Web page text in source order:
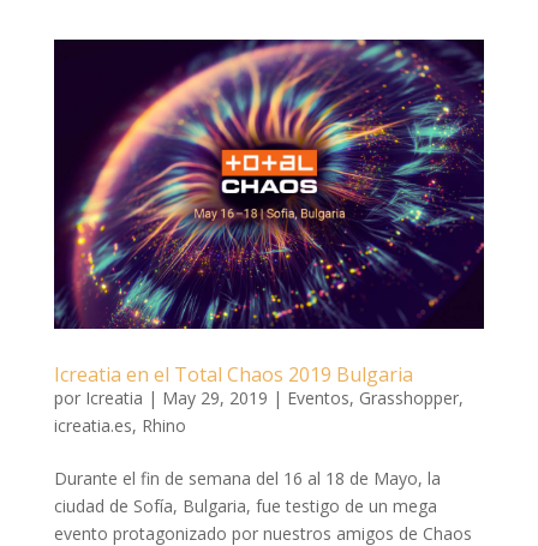
Icreatia en el Total Chaos 2019 Bulgaria
por Icreatia | May 29, 2019 | Eventos, Grasshopper,
icreatia.es, Rhino
Durante el fin de semana del 16 al 18 de Mayo, la
ciudad de Sofía, Bulgaria, fue testigo de un mega
evento protagonizado por nuestros amigos de Chaos